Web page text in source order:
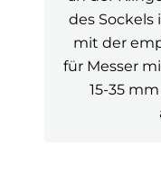
des Sockels
mit der
für Messer
15-35